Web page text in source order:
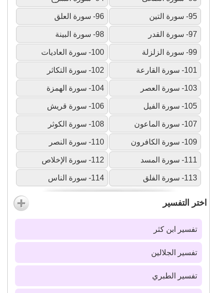
95- سورة التين 96- سورة العلق
97- سورة القدر 98- سورة البينة
99- سورة الزلزلة 100- سورة العاديات
101- سورة القارعة 102- سورة التكاثر
103- سورة العصر 104- سورة الهمزة
105- سورة الفيل 106- سورة قريش
107- سورة الماعون 108- سورة الكوثر
109- سورة الكافرون 110- سورة النصر
111- سورة المسد 112- سورة الإخلاص
113- سورة الفلق 114- سورة الناس
اختر التفسير
تفسير ابن كثر
تفسير الجلالين
تفسير الطبري